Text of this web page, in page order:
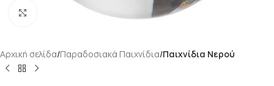
Κάντε κλικ για μεγέθυνση
Αρχική σελίδα Παραδοσιακά Παιχνίδια Παιχνίδια Νερού